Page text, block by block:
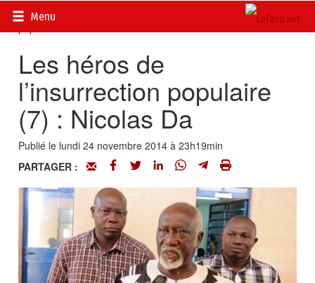
Menu
Accueil>
Les héros de l’insurrection
Les héros de
l’insurrection populaire
(7) : Nicolas Da
Publié le lundi 24 novembre 2014 à 23h19min
PARTAGER :